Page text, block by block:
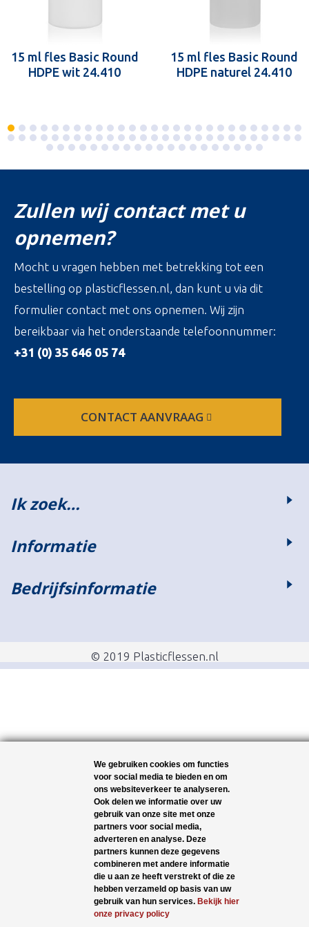
15 ml fles Basic Round
HDPE wit 24.410
15 ml fles Basic Round
HDPE naturel 24.410
Zullen wij contact met u
opnemen?
Mocht u vragen hebben met betrekking tot een
bestelling op plasticflessen.nl, dan kunt u via dit
formulier contact met ons opnemen. Wij zijn
bereikbaar via het onderstaande telefoonnummer:
+31 (0) 35 646 05 74
CONTACT AANVRAAG
Ik zoek…
Informatie
Bedrijfsinformatie
© 2019 Plasticflessen.nl
We gebruiken cookies om functies
voor social media te bieden en om
ons websiteverkeer te analyseren.
Ook delen we informatie over uw
gebruik van onze site met onze
partners voor social media,
adverteren en analyse. Deze
partners kunnen deze gegevens
combineren met andere informatie
die u aan ze heeft verstrekt of die ze
hebben verzameld op basis van uw
gebruik van hun services. Bekijk hier
onze privacy policy